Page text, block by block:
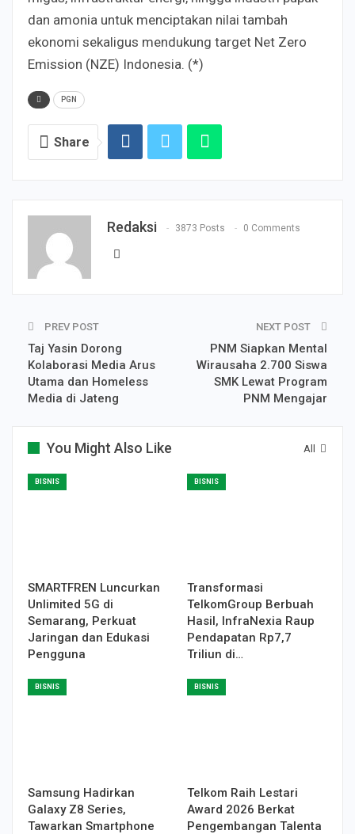
dan amonia untuk menciptakan nilai tambah
ekonomi sekaligus mendukung target Net Zero
Emission (NZE) Indonesia. (*)
PGN
Share
Redaksi 3873 Posts 0 Comments
PREV POST
Taj Yasin Dorong
Kolaborasi Media Arus
Utama dan Homeless
Media di Jateng
NEXT POST
PNM Siapkan Mental
Wirausaha 2.700 Siswa
SMK Lewat Program
PNM Mengajar
All
You Might Also Like
BISNIS
SMARTFREN Luncurkan
Unlimited 5G di
Semarang, Perkuat
Jaringan dan Edukasi
Pengguna
BISNIS
Transformasi
TelkomGroup Berbuah
Hasil, InfraNexia Raup
Pendapatan Rp7,7
Triliun di…
BISNIS
Samsung Hadirkan
Galaxy Z8 Series,
Tawarkan Smartphone
BISNIS
Telkom Raih Lestari
Award 2026 Berkat
Pengembangan Talenta